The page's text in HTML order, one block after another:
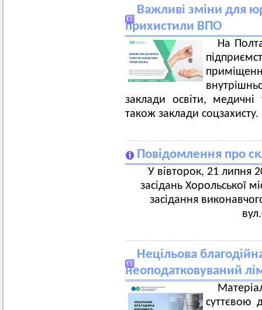
Важливі зміни для
прихистили ВПО
На
заклади освіти, медичні
також заклади соцзахисту.
Повідомлення про
У вівторок, 21 липня
засідань Хорольської
засідання
Нецільова
неоподатковуваний
суттєвою